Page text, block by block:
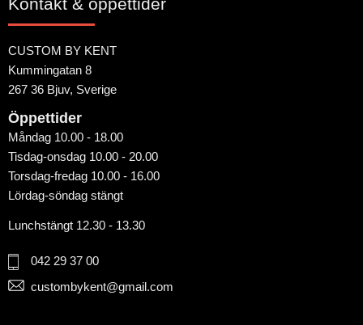
CUSTOM BY KENT
Kummingatan 8
267 36 Bjuv, Sverige
Öppettider
Måndag 10.00 - 18.00
Tisdag-onsdag 10.00 - 20.00
Torsdag-fredag 10.00 - 16.00
Lördag-söndag stängt
Lunchstängt 12.30 - 13.30
042 29 37 00
custombykent@gmail.com